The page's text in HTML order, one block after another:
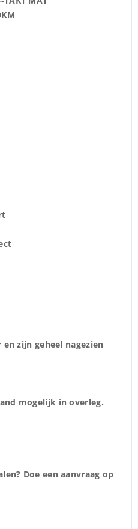
zijn geheel nagezien
mogelijk in overleg.
Doe een aanvraag op